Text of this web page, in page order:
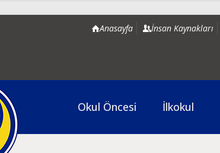
Anasayfa İnsan Kaynakları
Okul Öncesi İlkokul